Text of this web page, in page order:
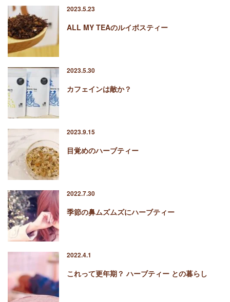
2023.5.23
ALL MY TEAのルイボスティー
2023.5.30
カフェインは敵か？
2023.9.15
目覚めのハーブティー
2022.7.30
季節の鼻ムズムズにハーブティー
2022.4.1
これって更年期？ ハーブティー との暮らし